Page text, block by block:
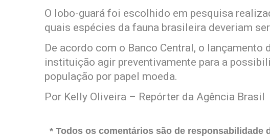
O lobo-guará foi escolhido em pesquisa
quais espécies da fauna brasileira deveriam
De acordo com o Banco Central, o lançamento
instituição agir preventivamente para a
população por papel moeda.
Por Kelly Oliveira – Repórter da Agência Brasil
* Todos os comentários são de responsabilidade